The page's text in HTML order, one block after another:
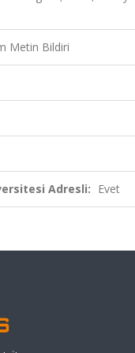
Metin Bildiri
Adresli: Evet